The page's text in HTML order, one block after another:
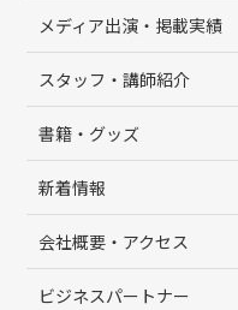
メディア出演・掲載実績
スタッフ・講師紹介
書籍・グッズ
新着情報
会社概要・アクセス
ビジネスパートナー